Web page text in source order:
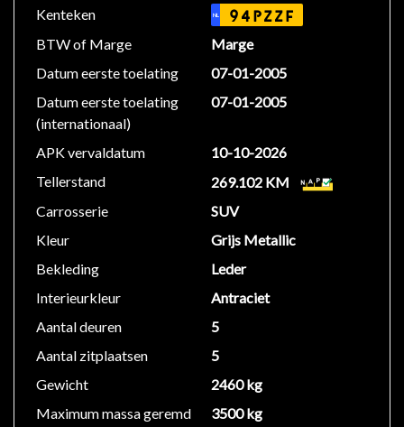
Instaplijsten, Versnellingspook bekleed met leder, 20"
Black Design Pack velgen voorzien van een mooie set
All Season banden, Rode remcalipers, Sidebars
(opstapje), Geluidsisolerend glas, Electrisch
verstelbare / verwarmde stuurwiel, Verwarmde
voorruit, kleur exterieur: Zambezi Silver, interieur:
mooi antracietgrijs leder comfort bekleding, (niet
Deze SUV van deze generatie hebben All Wheel
Drive; vierwielaandrijving die afhankelijk van de grip
het vermogen verdeelt over de voor- en achterwielen.
Deze Range Rover beschikt ook over een variabele
stuurbekrachtiging.
Inruil en financiering mogelijk. Youngtimer, extra
Ook zondag geopend 12.00-16.00 uur.
Kenteken NL 94PZZF
BTW of Marge
Marge
Datum eerste toelating
07-01-2005
Datum eerste toelating
(internationaal)
07-01-2005
APK vervaldatum
10-10-2026
Tellerstand
269.102 KM
Carrosserie
SUV
Kleur
Grijs Metallic
Bekleding
Leder
Interieurkleur
Antraciet
Aantal deuren
5
Aantal zitplaatsen
5
Gewicht
2460 kg
Maximum massa geremd
3500 kg